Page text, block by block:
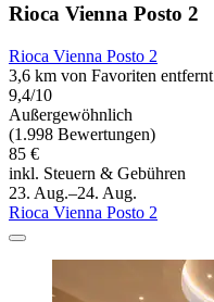
Rioca Vienna Posto 2
Rioca Vienna Posto 2
3,6 km von Favoriten entfernt
9,4/10
Außergewöhnlich
(1.998 Bewertungen)
85 €
inkl. Steuern & Gebühren
23. Aug.–24. Aug.
Rioca Vienna Posto 2